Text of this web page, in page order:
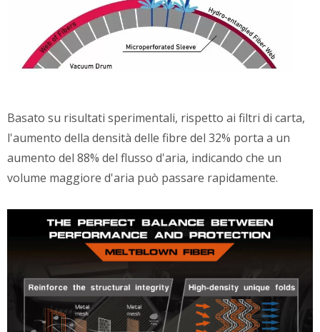
Basato su risultati sperimentali, rispetto ai filtri di carta,
l'aumento della densità delle fibre del 32% porta a un
aumento del 88% del flusso d'aria, indicando che un
volume maggiore d'aria può passare rapidamente.